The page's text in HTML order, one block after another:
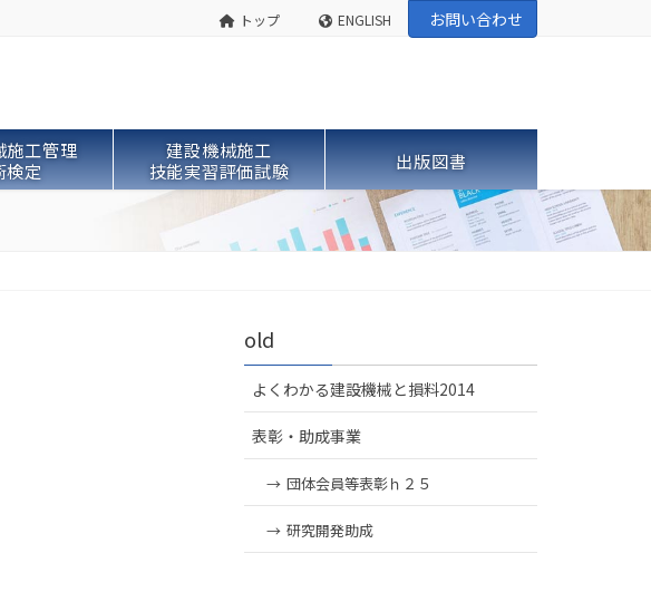
トップ ENGLISH お問い合わせ
施工管理
検定
建設機械施工
技能実習評価試験
出版図書
old
よくわかる建設機械と損料2014
表彰・助成事業
団体会員等表彰ｈ２５
研究開発助成